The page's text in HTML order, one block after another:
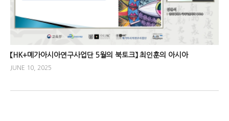
【HK+메가아시아연구사업단 5월의 북토크】 최인훈의 아시아
JUNE 10, 2025